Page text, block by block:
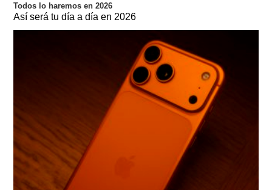
Todos lo haremos en 2026
Así será tu día a día en 2026